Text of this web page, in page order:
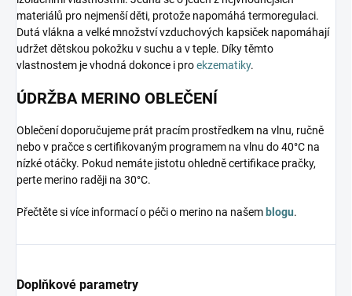
materiálů pro nejmenší děti, protože napomáhá termoregulaci.
Dutá vlákna a velké množství vzduchových kapsiček napomáhají
udržet dětskou pokožku v suchu a v teple. Díky těmto
vlastnostem je vhodná dokonce i proekzematiky.
ÚDRŽBA MERINO OBLEČENÍ
Oblečení doporučujeme prát pracím prostředkem na vlnu, ručně
nebo v pračce s certifikovaným programem na vlnu do 40°C na
nízké otáčky. Pokud nemáte jistotu ohledně certifikace pračky,
perte merino raději na 30°C.
Přečtěte si více informací o péči o merino na našem blogu.
Doplňkové parametry